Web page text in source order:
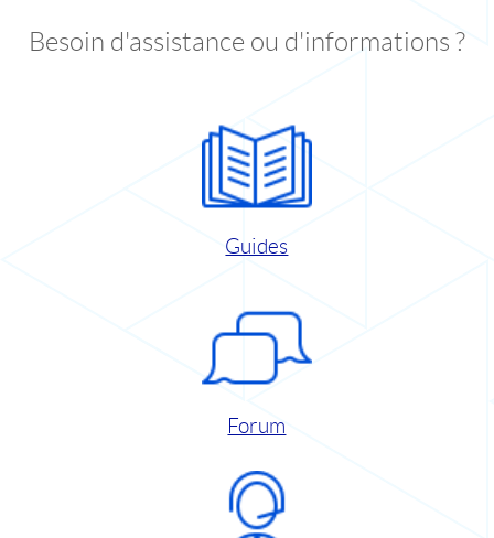
Besoin d'assistance ou d'informations ?
Guides
Forum